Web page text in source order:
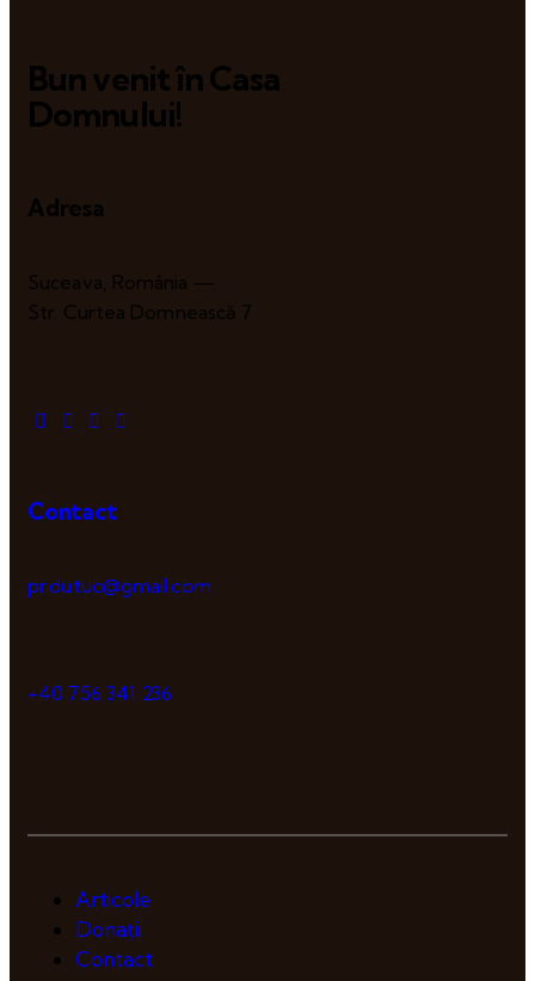
Bun venit în Casa
Domnului!
Adresa
Suceava, România —
Str. Curtea Domnească 7
Contact
pr.dutuc@gmail.com
+40 756 341 236
Articole
Donații
Contact